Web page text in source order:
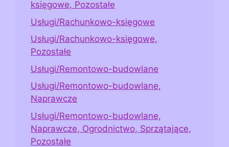
księgowe, Pozostałe
Usługi/Rachunkowo-księgowe
Usługi/Rachunkowo-księgowe,
Pozostałe
Usługi/Remontowo-budowlane
Usługi/Remontowo-budowlane,
Naprawcze
Usługi/Remontowo-budowlane,
Naprawcze, Ogrodnictwo, Sprzątające,
Pozostałe